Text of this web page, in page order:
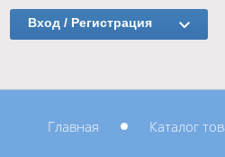
Главная Каталог
Вход / Регистрация